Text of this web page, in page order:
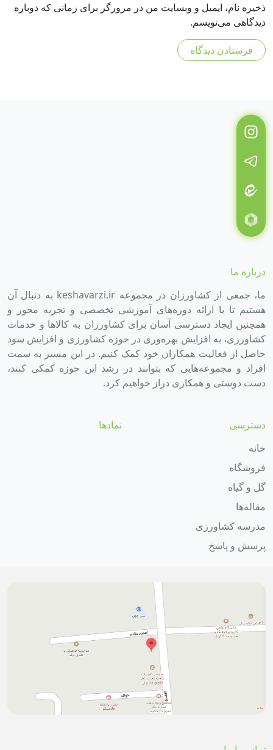
ذخیره نام، ایمیل و وبسایت من در مرورگر برای زمانی که دوباره
دیدگاهی می‌نویسم.
درباره ما
ما، جمعی از کشاورزان در مجموعه keshavarzi.ir به دنبال آن
هستیم تا با ارائه دوره‌های آموزشی تخصصی و تجربه محور و
همچنین ایجاد دسترسی آسان برای کشاورزان به کالاها و خدمات
کشاورزی، به افزایش بهره‌وری در حوزه کشاورزی و افزایش سود
حاصل از فعالیت همکاران خود کمک کنیم. در این مسیر به سمت
افراد و مجموعه‌هایی که بتوانند در رشد این حوزه کمکی کنند،
دست دوستی و همکاری دراز خواهیم کرد.
دسترسی
خانه
فروشگاه
گل و گیاه
مقاله‌ها
مدرسه کشاورزی
پرسش و پاسخ
نمادها